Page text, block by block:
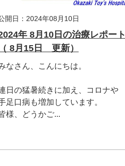
開日：2024年08月10日
年 8月10日の治療レポート
（ 8月15日 更新）
なさん、こんにちは。
日の猛暑続きに加え、コロナや
足口病も増加しています。
様、どうかご...